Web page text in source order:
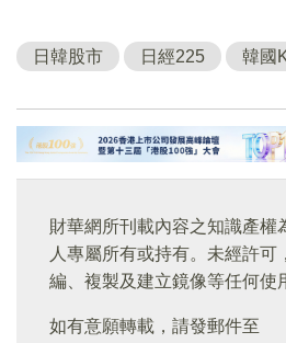
日韓股市 日經225 韓國
財華網所刊載內容之知識產權
人專屬所有或持有。未經許可
編、複製及建立鏡像等任何使
如有意願轉載，請發郵件至